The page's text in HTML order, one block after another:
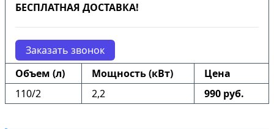
БЕСПЛАТНАЯ ДОСТАВКА!
Заказать звонок
Объем (л)
Мощность (кВт)
Цена
110/2
2,2 990 руб.